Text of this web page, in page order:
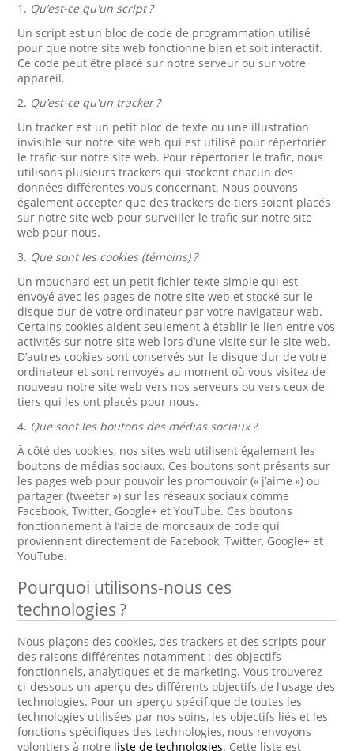
1. Qu’est-ce qu'un script ?
Un script est un bloc de code de programmation utilisé
pour que notre site web fonctionne bien et soit interactif.
Ce code peut être placé sur notre serveur ou sur votre
appareil.
2. Qu’est-ce qu'un tracker ?
Un tracker est un petit bloc de texte ou une illustration
invisible sur notre site web qui est utilisé pour répertorier
le trafic sur notre site web. Pour répertorier le trafic, nous
utilisons plusieurs trackers qui stockent chacun des
données différentes vous concernant. Nous pouvons
également accepter que des trackers de tiers soient placés
sur notre site web pour surveiller le trafic sur notre site
web pour nous.
3. Que sont les cookies (témoins) ?
Un mouchard est un petit fichier texte simple qui est
envoyé avec les pages de notre site web et stocké sur le
disque dur de votre ordinateur par votre navigateur web.
Certains cookies aident seulement à établir le lien entre vos
activités sur notre site web lors d’une visite sur le site web.
D’autres cookies sont conservés sur le disque dur de votre
ordinateur et sont renvoyés au moment où vous visitez de
nouveau notre site web vers nos serveurs ou vers ceux de
tiers qui les ont placés pour nous.
4. Que sont les boutons des médias sociaux ?
À côté des cookies, nos sites web utilisent également les
boutons de médias sociaux. Ces boutons sont présents sur
les pages web pour pouvoir les promouvoir (« j’aime ») ou
partager (tweeter ») sur les réseaux sociaux comme
Facebook, Twitter, Google+ et YouTube. Ces boutons
fonctionnement à l’aide de morceaux de code qui
proviennent directement de Facebook, Twitter, Google+ et
YouTube.
Pourquoi utilisons-nous ces
technologies ?
Nous plaçons des cookies, des trackers et des scripts pour
des raisons différentes notamment : des objectifs
fonctionnels, analytiques et de marketing. Vous trouverez
ci-dessous un aperçu des différents objectifs de l’usage des
technologies. Pour un aperçu spécifique de toutes les
technologies utilisées par nos soins, les objectifs liés et les
fonctions spécifiques des technologies, nous renvoyons
volontiers à notre liste de technologies. Cette liste est